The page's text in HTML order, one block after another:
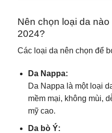
Nên chọn loại da
2024?
Các loại da nên chọn để
Da Nappa:
Da Nappa là một loại
mềm mại, không mùi,
mỹ cao.
Da bò Ý: